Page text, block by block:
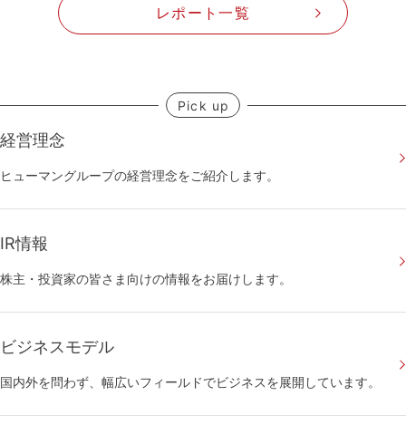
レポート一覧
Pick up
経営理念
ヒューマングループの経営理念をご紹介します。
IR情報
株主・投資家の皆さま向けの情報をお届けします。
ビジネスモデル
国内外を問わず、幅広いフィールドでビジネスを展開しています。